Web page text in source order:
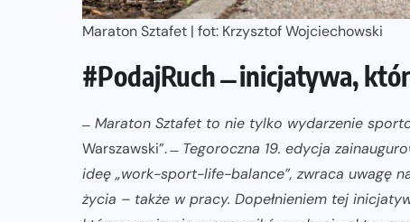
Maraton Sztafet | fot: Krzysztof Wojciechowski
#PodajRuch ̶̶ inicjatywa,
Maraton Sztafet to nie tylko wydarzenie
Warszawski”. ̶Tegoroczna 19. edycja
ideę „work-sport-life-balance”, zwraca uwagę
życia – także w pracy. Dopełnieniem tej
05-08-2026